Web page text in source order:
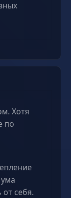
Хотя
по
себя.